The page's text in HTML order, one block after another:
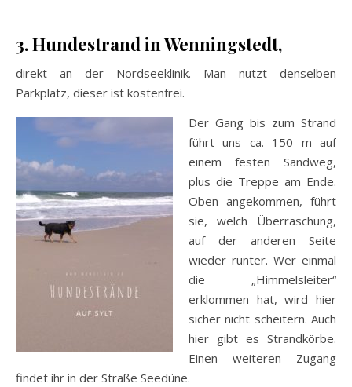
3. Hundestrand in Wenningstedt,
direkt an der Nordseeklinik. Man nutzt denselben
Parkplatz, dieser ist kostenfrei.
Der Gang bis zum Strand
führt uns ca. 150 m auf
einem festen Sandweg,
plus die Treppe am Ende.
Oben angekommen, führt
sie, welch Überraschung,
auf der anderen Seite
wieder runter. Wer einmal
die „Himmelsleiter“
erklommen hat, wird hier
sicher nicht scheitern. Auch
hier gibt es Strandkörbe.
Einen weiteren Zugang
findet ihr in der Straße Seedüne.